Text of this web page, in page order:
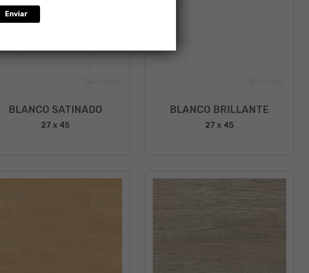
BLANCO SATINADO
27 x 45
BLANCO BRILLANTE
27 x 45